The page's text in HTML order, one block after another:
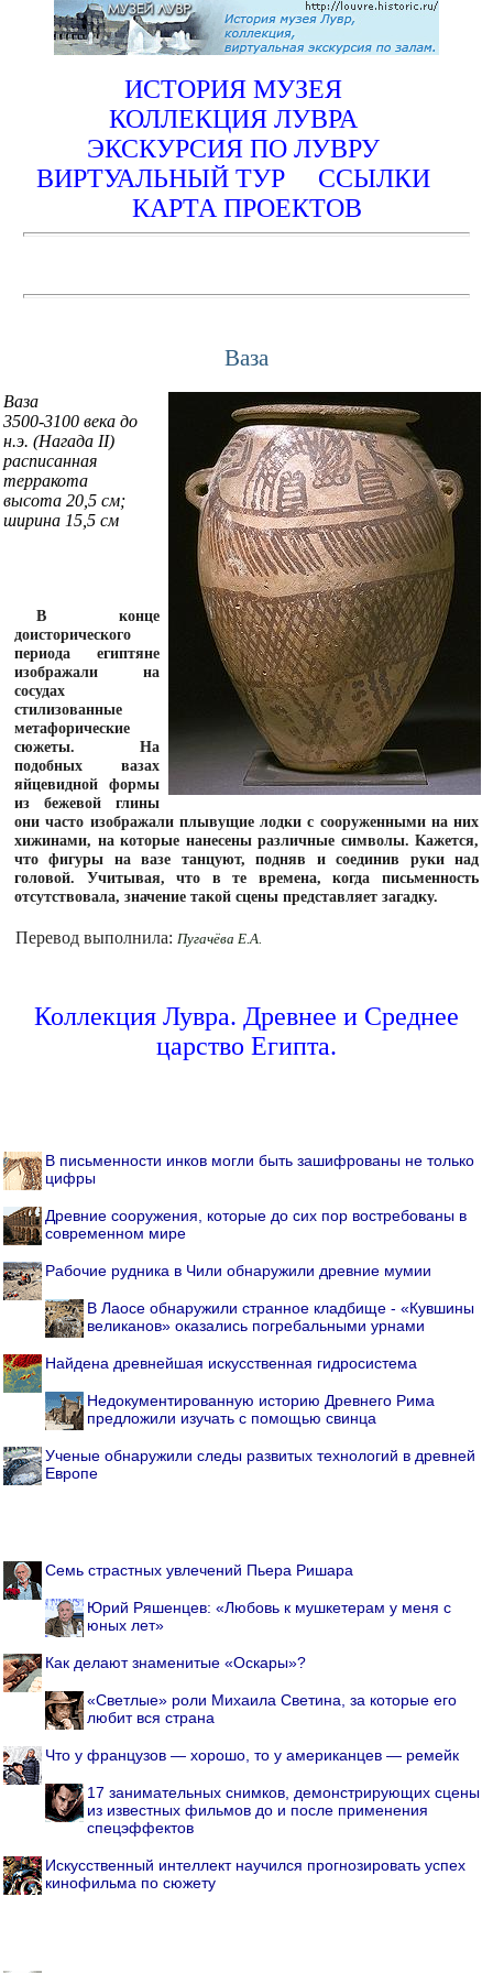
ИСТОРИЯ МУЗЕЯ
КОЛЛЕКЦИЯ ЛУВРА
ЭКСКУРСИЯ ПО ЛУВРУ
ВИРТУАЛЬНЫЙ ТУР
ССЫЛКИ
КАРТА ПРОЕКТОВ
Ваза
Ваза
3500-3100 века до
н.э. (Нагада II)
расписанная
терракота
высота 20,5 см;
ширина 15,5 см
В конце
доисторического
периода египтяне
изображали на
сосудах
стилизованные
метафорические
сюжеты. На
подобных вазах
яйцевидной формы
из бежевой глины
они часто изображали плывущие лодки с сооруженными на них
хижинами, на которые нанесены различные символы. Кажется,
что фигуры на вазе танцуют, подняв и соединив руки над
головой. Учитывая, что в те времена, когда письменность
отсутствовала, значение такой сцены представляет загадку.
Перевод выполнила: Пугачёва Е.А.
Коллекция Лувра. Древнее и Среднее
царство Египта.
В письменности инков могли быть зашифрованы не только
цифры
Древние сооружения, которые до сих пор востребованы в
современном мире
Рабочие рудника в Чили обнаружили древние мумии
В Лаосе обнаружили странное кладбище - «Кувшины
великанов» оказались погребальными урнами
Найдена древнейшая искусственная гидросистема
Недокументированную историю Древнего Рима
предложили изучать с помощью свинца
Ученые обнаружили следы развитых технологий в древней
Европе
Семь страстных увлечений Пьера Ришара
Юрий Ряшенцев: «Любовь к мушкетерам у меня с
юных лет»
Как делают знаменитые «Оскары»?
«Светлые» роли Михаила Светина, за которые его
любит вся страна
Что у французов — хорошо, то у американцев — ремейк
17 занимательных снимков, демонстрирующих сцены
из известных фильмов до и после применения
спецэффектов
Искусственный интеллект научился прогнозировать успех
кинофильма по сюжету